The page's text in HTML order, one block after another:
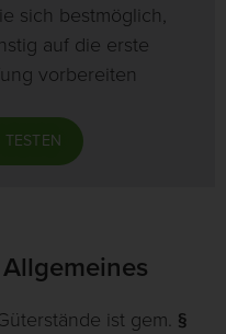
sich bestmöglich,
auf die erste
vorbereiten
TESTEN
Allgemeines
ist gem. §